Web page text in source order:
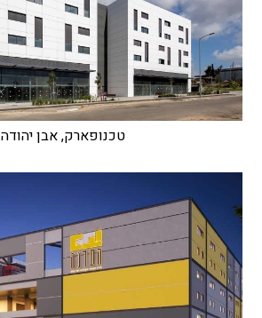
טכנופארק, אבן יהודה